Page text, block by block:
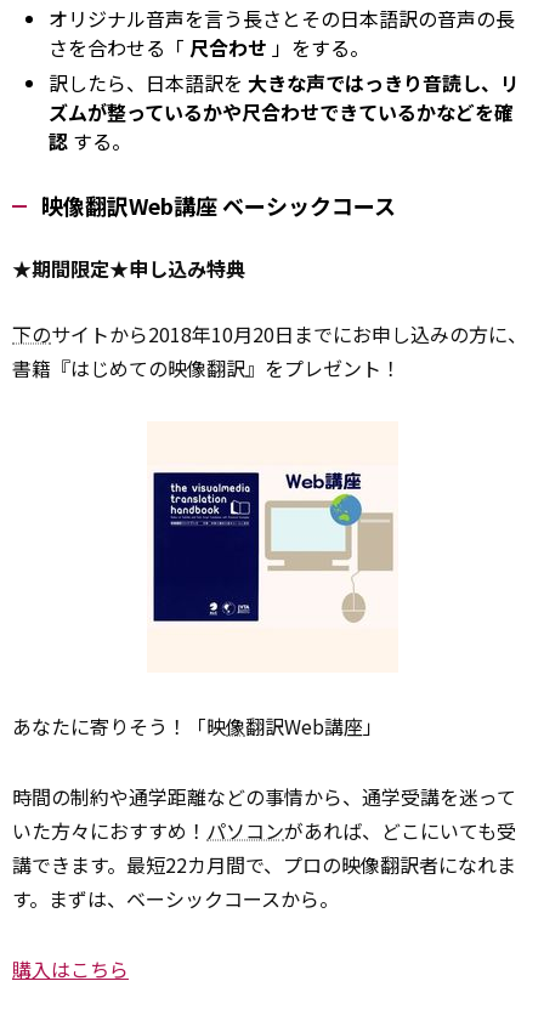
オリジナル音声を言う長さとその日本語訳の音声の長
さを合わせる「 尺合わせ 」をする。
訳したら、日本語訳を 大きな声ではっきり音読し、リ
ズムが整っているかや尺合わせできているかなどを確
認 する。
映像翻訳Web講座 ベーシックコース
★期間限定★申し込み特典
下のサイトから2018年10月20日までにお申し込みの方に、
書籍『はじめての映像翻訳』をプレゼント！
あなたに寄りそう！「映像翻訳Web講座」
時間の制約や通学距離などの事情から、通学受講を迷って
いた方々におすすめ！ パソコンがあれば、どこにいても受
講できます。最短22カ月間で、プロの映像翻訳者になれま
す。まずは、ベーシックコースから。
購入はこちら